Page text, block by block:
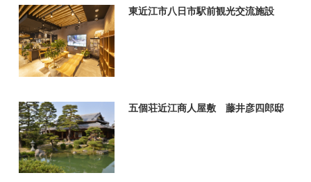
東近江市八日市駅前観光交流施設
五個荘近江商人屋敷 藤井彦四郎邸